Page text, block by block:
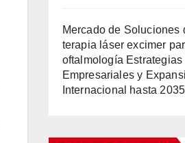
Mercado de Soluciones
terapia láser excimer
oftalmología Estrategias
Empresariales y
Internacional hasta 2035